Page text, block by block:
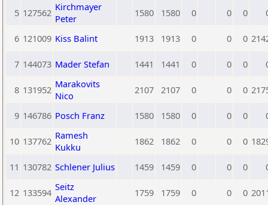
5 127562 Kirchmayer
Peter
1580 1580 0 0 0
6 121009 Kiss Balint 1913 1913 0 0 0
7 144073 Mader Stefan 1441 1441 0 0 0
8 131952 Marakovits
Nico
2107 2107 0 0 0
9 146786 Posch Franz 1580 1580 0 0 0
10 137762 Ramesh
Kukku
1862 1862 0 0 0
11 130782 Schlener Julius 1459 1459 0 0 0
12 133594 Seitz
Alexander
1759 1759 0 0 0